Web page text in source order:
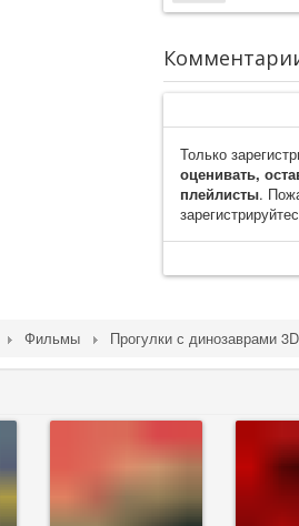
Только
оценивать,
плейлисты.
Фильмы Прогулки с динозаврами 3D